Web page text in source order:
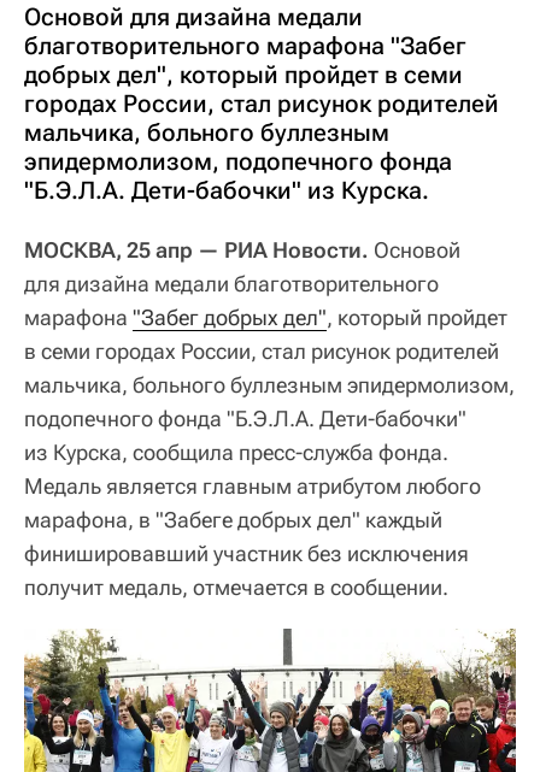
Основой для дизайна медали
благотворительного марафона "Забег
добрых дел", который пройдет в семи
городах России, стал рисунок родителей
мальчика, больного буллезным
эпидермолизом, подопечного фонда
"Б.Э.Л.А. Дети-бабочки" из Курска.
МОСКВА, 25 апр — РИА Новости. Основой
для дизайна медали благотворительного
марафона "Забег добрых дел", который пройдет
в семи городах России, стал рисунок родителей
мальчика, больного буллезным эпидермолизом,
подопечного фонда "Б.Э.Л.А. Дети-бабочки"
из Курска, сообщила пресс-служба фонда.
Медаль является главным атрибутом любого
марафона, в "Забеге добрых дел" каждый
финишировавший участник без исключения
получит медаль, отмечается в сообщении.